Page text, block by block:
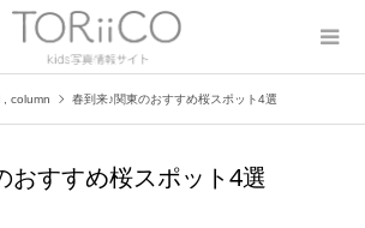
column 春到来♪関東のおすすめ桜スポット4選
おすすめ桜スポット4選